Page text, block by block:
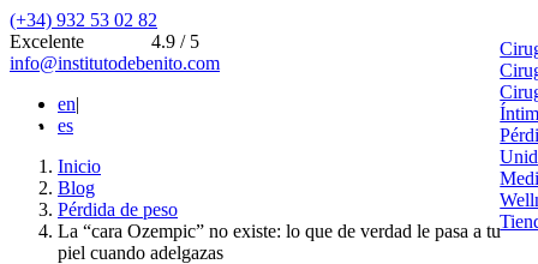
(+34) 932 53 02 82
Excelente
4.9 / 5
info@institutodebenito.com
en|
es
Inicio
Blog
Pérdida de peso
La “cara Ozempic” no existe: lo que de verdad le pasa a tu
piel cuando adelgazas